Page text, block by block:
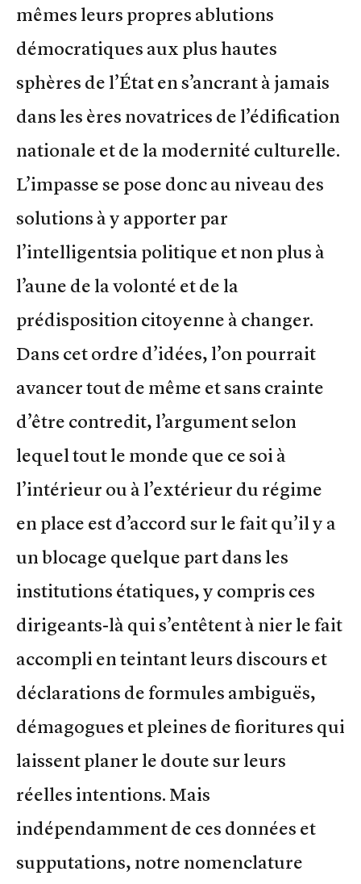
mêmes leurs propres ablutions
démocratiques aux plus hautes
sphères de l’État en s’ancrant à jamais
dans les ères novatrices de l’édification
nationale et de la modernité culturelle.
L’impasse se pose donc au niveau des
solutions à y apporter par
l’intelligentsia politique et non plus à
l’aune de la volonté et de la
prédisposition citoyenne à changer.
Dans cet ordre d’idées, l’on pourrait
avancer tout de même et sans crainte
d’être contredit, l’argument selon
lequel tout le monde que ce soi à
l’intérieur ou à l’extérieur du régime
en place est d’accord sur le fait qu’il y a
un blocage quelque part dans les
institutions étatiques, y compris ces
dirigeants-là qui s’entêtent à nier le fait
accompli en teintant leurs discours et
déclarations de formules ambiguës,
démagogues et pleines de fioritures qui
laissent planer le doute sur leurs
réelles intentions. Mais
indépendamment de ces données et
supputations, notre nomenclature